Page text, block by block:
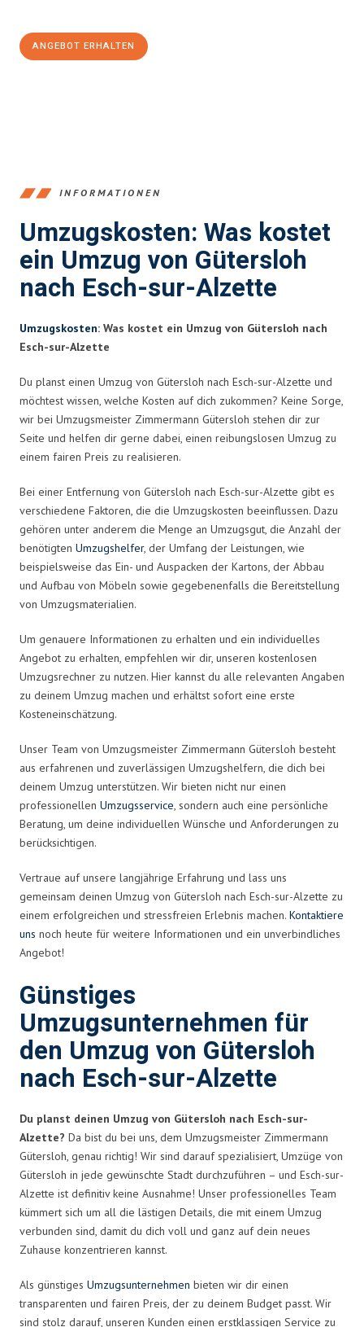
ANGEBOT ERHALTEN
INFORMATIONEN
Umzugskosten: Was kostet
ein Umzug von Gütersloh
nach Esch-sur-Alzette
Umzugskosten: Was kostet ein Umzug von Gütersloh nach
Esch-sur-Alzette
Du planst einen Umzug von Gütersloh nach Esch-sur-Alzette und
möchtest wissen, welche Kosten auf dich zukommen? Keine Sorge,
wir bei Umzugsmeister Zimmermann Gütersloh stehen dir zur
Seite und helfen dir gerne dabei, einen reibungslosen Umzug zu
einem fairen Preis zu realisieren.
Bei einer Entfernung von Gütersloh nach Esch-sur-Alzette gibt es
verschiedene Faktoren, die die Umzugskosten beeinflussen. Dazu
gehören unter anderem die Menge an Umzugsgut, die Anzahl der
benötigten Umzugshelfer, der Umfang der Leistungen, wie
beispielsweise das Ein- und Auspacken der Kartons, der Abbau
und Aufbau von Möbeln sowie gegebenenfalls die Bereitstellung
von Umzugsmaterialien.
Um genauere Informationen zu erhalten und ein individuelles
Angebot zu erhalten, empfehlen wir dir, unseren kostenlosen
Umzugsrechner zu nutzen. Hier kannst du alle relevanten Angaben
zu deinem Umzug machen und erhältst sofort eine erste
Kosteneinschätzung.
Unser Team von Umzugsmeister Zimmermann Gütersloh besteht
aus erfahrenen und zuverlässigen Umzugshelfern, die dich bei
deinem Umzug unterstützen. Wir bieten nicht nur einen
professionellen Umzugsservice, sondern auch eine persönliche
Beratung, um deine individuellen Wünsche und Anforderungen zu
berücksichtigen.
Vertraue auf unsere langjährige Erfahrung und lass uns
gemeinsam deinen Umzug von Gütersloh nach Esch-sur-Alzette zu
einem erfolgreichen und stressfreien Erlebnis machen. Kontaktiere
uns noch heute für weitere Informationen und ein unverbindliches
Angebot!
Günstiges
Umzugsunternehmen für
den Umzug von Gütersloh
nach Esch-sur-Alzette
Du planst deinen Umzug von Gütersloh nach Esch-sur-
Alzette? Da bist du bei uns, dem Umzugsmeister Zimmermann
Gütersloh, genau richtig! Wir sind darauf spezialisiert, Umzüge von
Gütersloh in jede gewünschte Stadt durchzuführen – und Esch-sur-
Alzette ist definitiv keine Ausnahme! Unser professionelles Team
kümmert sich um all die lästigen Details, die mit einem Umzug
verbunden sind, damit du dich voll und ganz auf dein neues
Zuhause konzentrieren kannst.
Als günstiges Umzugsunternehmen bieten wir dir einen
transparenten und fairen Preis, der zu deinem Budget passt. Wir
sind stolz darauf, unseren Kunden einen erstklassigen Service zu